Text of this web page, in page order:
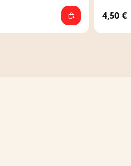
4,50 €